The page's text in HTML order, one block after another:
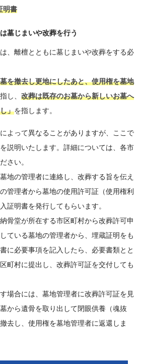
明書
墓じまいや改葬を行う
、離檀とともに墓じまいや改葬をする必
を撤去し更地にしたあと、使用権を墓地
し、 改葬は既存のお墓から新しいお墓へ
」を指します。
よって異なることがありますが、ここで
説明いたします。詳細については、各市
さい。
地の管理者に連絡し、改葬する旨を伝え
管理者から墓地の使用許可証（使用権利
証明書を発行してもらいます。
骨堂が所在する市区町村から改葬許可申
ている墓地の管理者から、埋蔵証明をも
に必要事項を記入したら、必要書類とと
町村に提出し、改葬許可証を交付しても
場合には、墓地管理者に改葬許可証を見
から遺骨を取り出して閉眼供養（魂抜
去し、使用権を墓地管理者に返還しま